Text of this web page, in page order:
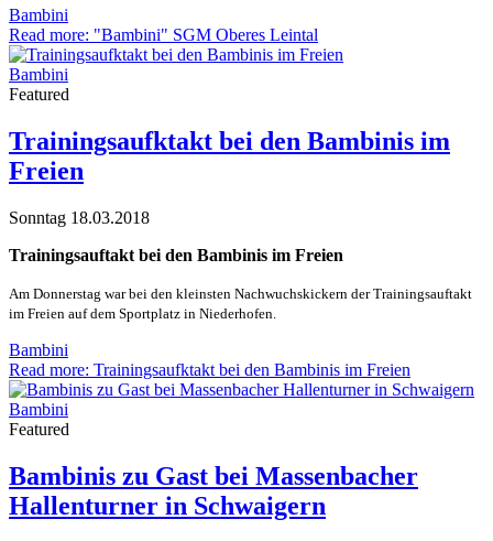
Bambini
Read more: "Bambini" SGM Oberes Leintal
Bambini
Featured
Trainingsaufktakt bei den Bambinis im
Freien
Sonntag 18.03.2018
Trainingsauftakt bei den Bambinis im Freien
Am Donnerstag war bei den kleinsten Nachwuchskickern der Trainingsauftakt
im Freien auf dem Sportplatz in Niederhofen.
Bambini
Read more: Trainingsaufktakt bei den Bambinis im Freien
Bambini
Featured
Bambinis zu Gast bei Massenbacher
Hallenturner in Schwaigern